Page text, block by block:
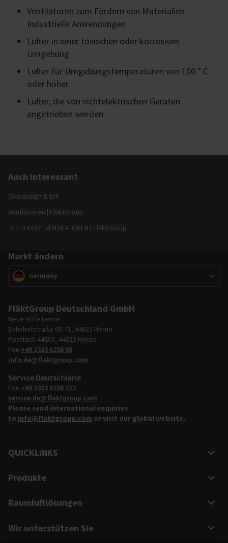
Ventilatoren zum Fördern von Materialien -
Industrielle Anwendungen
Lüfter in einer toxischen oder korrosiven
Umgebung
Lüfter für Umgebungstemperaturen von 100 ° C
oder höher
Lüfter, die von nichtelektrischen Geräten
angetrieben werden
Auch interessant
Ökodesign & ErP
Ventilatoren | FläktGroup
JET THRUST VENTILATOREN | FläktGroup
Markt ändern
Markt ändern
(Germany)
FläktGroup Deutschland GmbH
Neue Höfe Herne
Bahnhofstraße 65-71, 44623 Herne
Postfach 44603, 44623 Herne
Fon +49 2323 6236 00
info.de@flaktgroup.com
Service Deutschland
Fon +49 2323 6236 222
service.de@flaktgroup.com
Please send international enquiries
to info@flaktgroup.com or visit our global website.
QUICKLINKS
Produkte
Raumluftlösungen
Wir unterstützen Sie